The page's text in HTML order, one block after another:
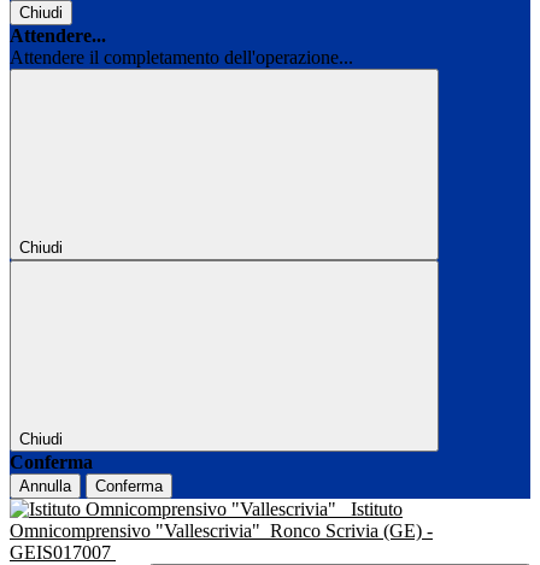
Chiudi
Attendere...
Attendere il completamento dell'operazione...
Chiudi
Chiudi
Conferma
Annulla Conferma
Istituto
Omnicomprensivo "Vallescrivia" Ronco Scrivia (GE) -
GEIS017007